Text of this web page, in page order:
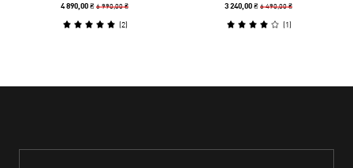
4 890,00 ₴6 990,00 ₴
(2)
3 240,00 ₴6 490,00 ₴
(1)